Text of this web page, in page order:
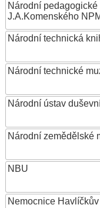
Národní
J.A.Komenského
Národní technická
Národní technické
Národní ústav
Národní zemědělské
NBU
Nemocnice Havlíčkův